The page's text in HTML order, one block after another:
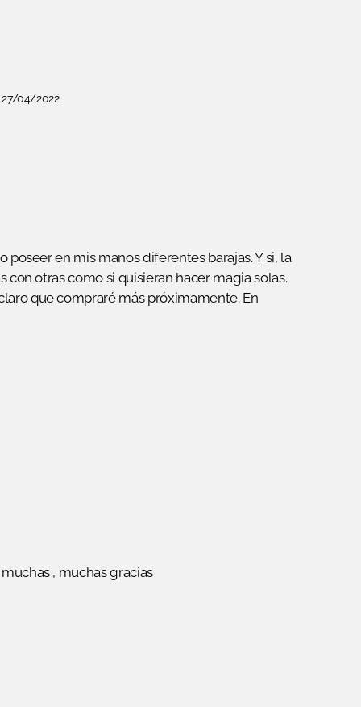
27/04/2022
en mis manos diferentes barajas. Y si, la
con otras como si quisieran hacer magia solas.
que compraré más próximamente. En
, muchas gracias